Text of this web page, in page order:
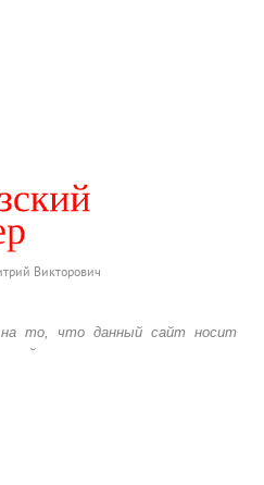
Викторович
то, что данный сайт носит
характер и ни при каких